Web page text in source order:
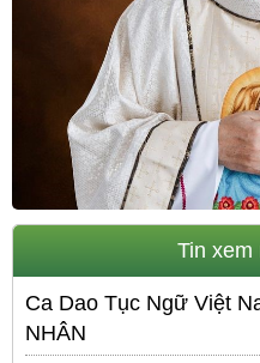
Tin xem
Ca Dao Tục Ngữ Việt
NHÂN